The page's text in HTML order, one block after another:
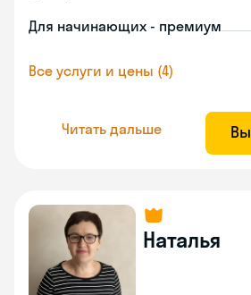
Для начинающих - премиум
Все услуги и цены (4)
Читать дальше
Наталья